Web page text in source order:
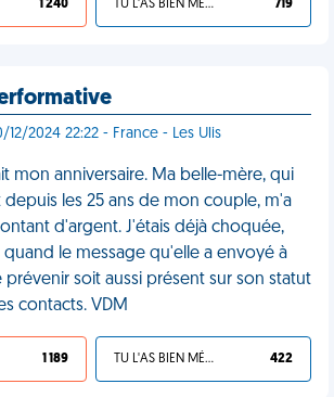
1 240 TU L'AS BIEN MÉRITÉ 719
12/2024 22:22 - France - Les Ulis
mon anniversaire. Ma belle-mère, qui
les 25 ans de mon couple, m'a
d'argent. J'étais déjà choquée,
quand le message qu'elle a envoyé à
soit aussi présent sur son statut
contacts. VDM
1 189 TU L'AS BIEN MÉRITÉ 422